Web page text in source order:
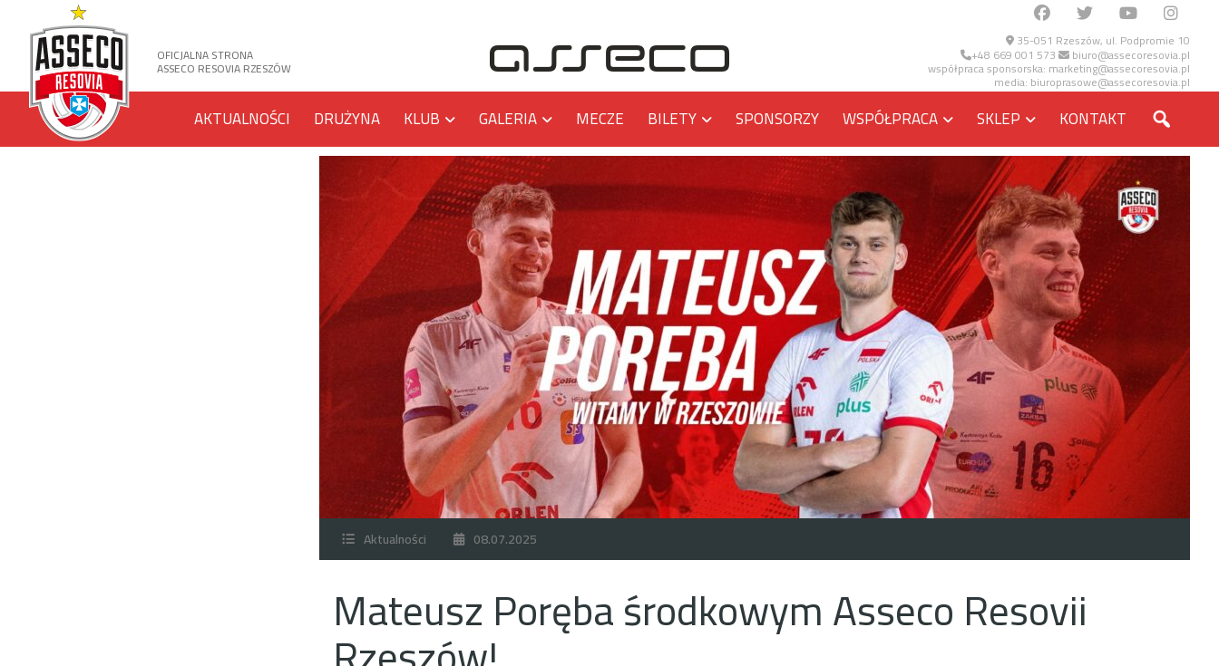
35-051 Rzeszów, ul. Podpromie 10
+48 669 001 573 biuro@assecoresovia.pl
współpraca sponsorska: marketing@assecoresovia.pl
media: biuroprasowe@assecoresovia.pl
OFICJALNA STRONA
ASSECO RESOVIA RZESZÓW
AKTUALNOŚCI DRUŻYNA KLUB GALERIA MECZE BILETY SPONSORZY WSPÓŁPRACA SKLEP KONTAKT
Aktualności 08.07.2025
Mateusz Poręba środkowym Asseco Resovii